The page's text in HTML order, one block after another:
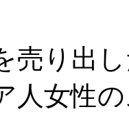
売り出
人女性